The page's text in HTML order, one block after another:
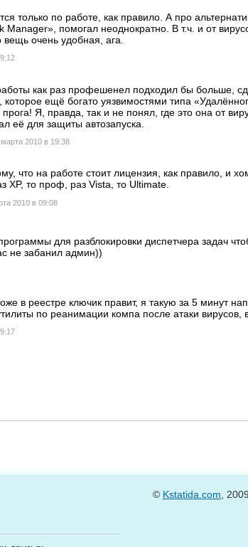
только по работе, как правило. А про
Manager», помогал неоднократно. В т.ч. и от
вещь очень удобная, ага.
как раз профешенел подходил бы больше,
которое ещё богато уязвимостями типа
прога! Я, правда, так и не понял, где это она от
её для защиты автозапуска.
марта 2010 в 19:38
что на работе стоит лицензия, как правило, и
XP, то проф, раз Vista, то Ultimate.
2010 в 09:08
для разблокировки диспетчера задач
не забанил админ))
в реестре ключик правит, я такую за 5 минут
по реанимации компа после атаки вирусов,
© Kstatida.com ,